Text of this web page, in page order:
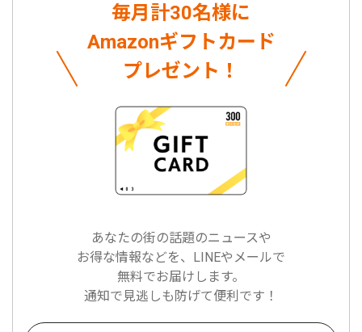
毎月計30名様に
Amazonギフトカード
プレゼント！
あなたの街の話題のニュースや
お得な情報などを、LINEやメールで
無料でお届けします。
通知で見逃しも防げて便利です！